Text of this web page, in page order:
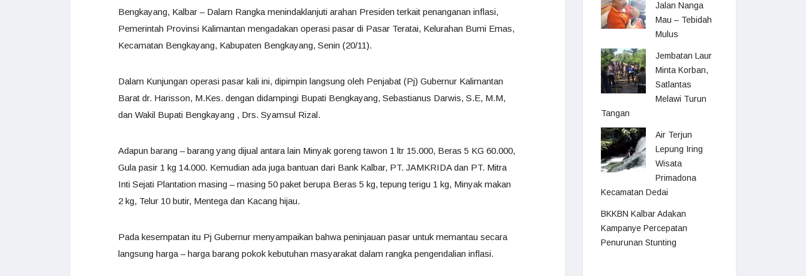
Bengkayang, Kalbar – Dalam Rangka menindaklanjuti arahan Presiden terkait penanganan inflasi,
Pemerintah Provinsi Kalimantan mengadakan operasi pasar di Pasar Teratai, Kelurahan Bumi Emas,
Kecamatan Bengkayang, Kabupaten Bengkayang, Senin (20/11).
Dalam Kunjungan operasi pasar kali ini, dipimpin langsung oleh Penjabat (Pj) Gubernur Kalimantan
Barat dr. Harisson, M.Kes. dengan didampingi Bupati Bengkayang, Sebastianus Darwis, S.E, M.M,
dan Wakil Bupati Bengkayang , Drs. Syamsul Rizal.
Adapun barang – barang yang dijual antara lain Minyak goreng tawon 1 ltr 15.000, Beras 5 KG 60.000,
Gula pasir 1 kg 14.000. Kemudian ada juga bantuan dari Bank Kalbar, PT. JAMKRIDA dan PT. Mitra
Inti Sejati Plantation masing – masing 50 paket berupa Beras 5 kg, tepung terigu 1 kg, Minyak makan
2 kg, Telur 10 butir, Mentega dan Kacang hijau.
Pada kesempatan itu Pj Gubernur menyampaikan bahwa peninjauan pasar untuk memantau secara
langsung harga – harga barang pokok kebutuhan masyarakat dalam rangka pengendalian inflasi.
Jalan Nanga
Mau – Tebidah
Mulus
Jembatan Laur
Minta Korban,
Satlantas
Melawi Turun
Tangan
Air Terjun
Lepung Iring
Wisata
Primadona
Kecamatan Dedai
BKKBN Kalbar Adakan
Kampanye Percepatan
Penurunan Stunting